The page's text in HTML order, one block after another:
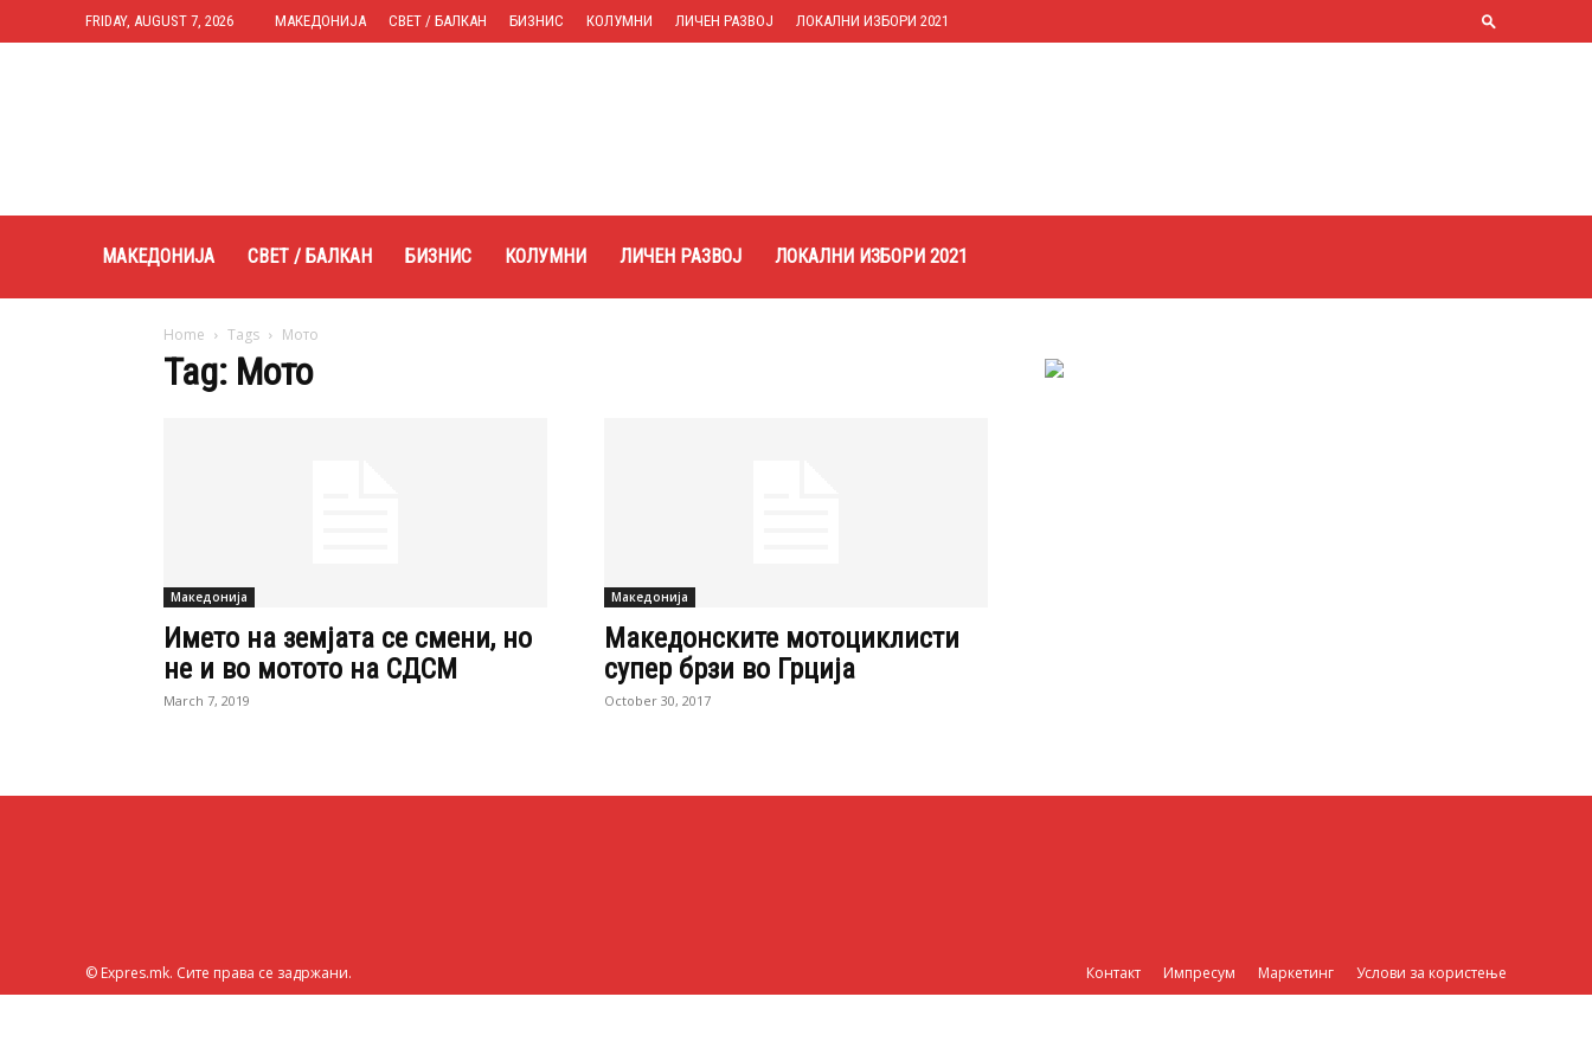
FRIDAY, AUGUST 7, 2026 МАКЕДОНИЈА СВЕТ / БАЛКАН БИЗНИС КОЛУМНИ ЛИЧЕН РАЗВОЈ ЛОКАЛНИ ИЗБОРИ 2021
МАКЕДОНИЈА СВЕТ / БАЛКАН БИЗНИС КОЛУМНИ ЛИЧЕН РАЗВОЈ ЛОКАЛНИ ИЗБОРИ 2021
Home Tags Мото
Tag: Мото
Македонија
Името на земјата се смени, но
не и во мотото на СДСМ
March 7, 2019
Македонија
Македонските мотоциклисти
супер брзи во Грција
October 30, 2017
Контакт Импресум Маркетинг Услови за користење
© Expres.mk. Сите права се задржани.